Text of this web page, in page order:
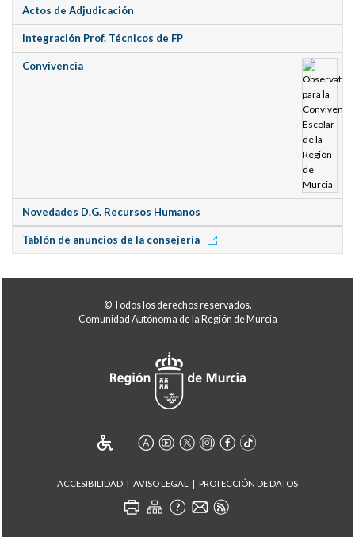
Actos de Adjudicación
Integración Prof. Técnicos de FP
Convivencia
Novedades D.G. Recursos Humanos
Tablón de anuncios de la consejería
© Todos los derechos reservados.
Comunidad Autónoma de la Región de Murcia
ACCESIBILIDAD AVISO LEGAL PROTECCIÓN DE DATOS